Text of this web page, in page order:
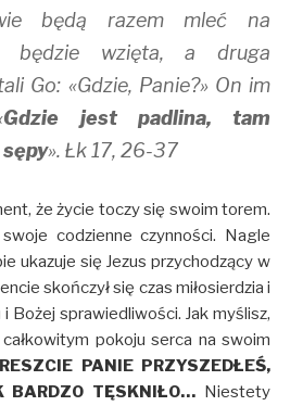
będą razem mleć na
będzie wzięta, a druga
Go: «Gdzie, Panie?» On im
Gdzie jest padlina, tam
». Łk 17, 26-37
że życie toczy się swoim torem.
codzienne czynności. Nagle
ukazuje się Jezus przychodzący w
skończył się czas miłosierdzia i
Bożej sprawiedliwości. Jak myślisz,
pokoju serca na swoim
PANIE PRZYSZEDŁEŚ,
BARDZO TĘSKNIŁO… Niestety